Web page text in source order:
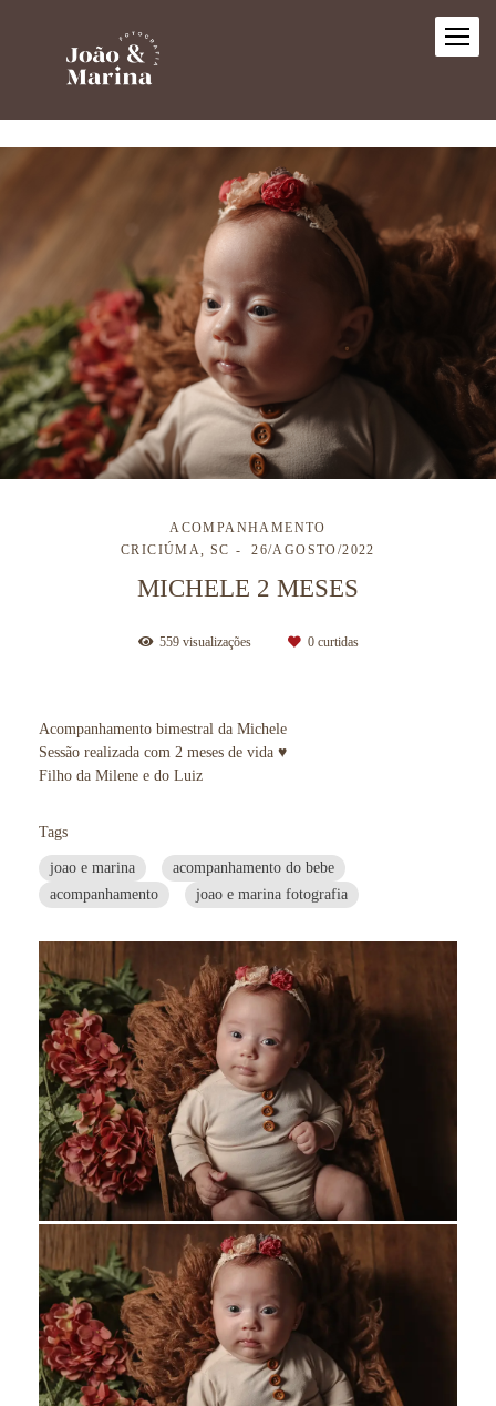
ACOMPANHAMENTO
CRICIÚMA, SC
26/AGOSTO/2022
MICHELE 2 MESES
559visualizações 0curtidas
Acompanhamento bimestral da Michele
Sessão realizada com 2 meses de vida ♥
Filho da Milene e do Luiz
Tags
joao e marina
acompanhamento do bebe
acompanhamento
joao e marina fotografia